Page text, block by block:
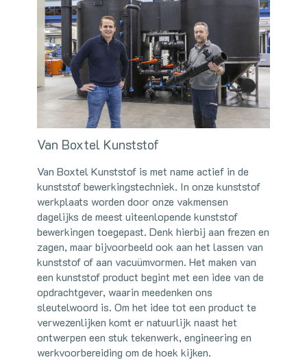
Van Boxtel Kunststof
Van Boxtel Kunststof is met name actief in de
kunststof bewerkingstechniek. In onze kunststof
werkplaats worden door onze vakmensen
dagelijks de meest uiteenlopende kunststof
bewerkingen toegepast. Denk hierbij aan frezen en
zagen, maar bijvoorbeeld ook aan het lassen van
kunststof of aan vacuümvormen. Het maken van
een kunststof product begint met een idee van de
opdrachtgever, waarin meedenken ons
sleutelwoord is. Om het idee tot een product te
verwezenlijken komt er natuurlijk naast het
ontwerpen een stuk tekenwerk, engineering en
werkvoorbereiding om de hoek kijken.